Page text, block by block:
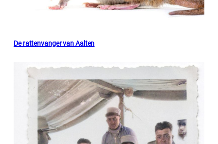
De rattenvanger van Aalten